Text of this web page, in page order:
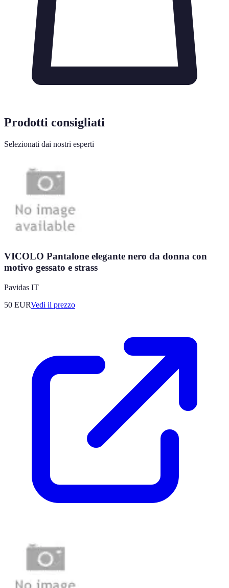
Prodotti consigliati
Selezionati dai nostri esperti
VICOLO Pantalone elegante nero da donna con
motivo gessato e strass
Pavidas IT
50 EURVedi il prezzo